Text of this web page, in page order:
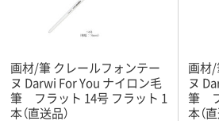
画材/筆 クレールフォンテー
ヌ Darwi For You ナイロン毛
筆 フラット 14号 フラット 1
本（直送品）
画材/
ヌ
筆
本（